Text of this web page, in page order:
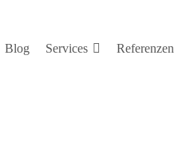
Blog Services Referenzen